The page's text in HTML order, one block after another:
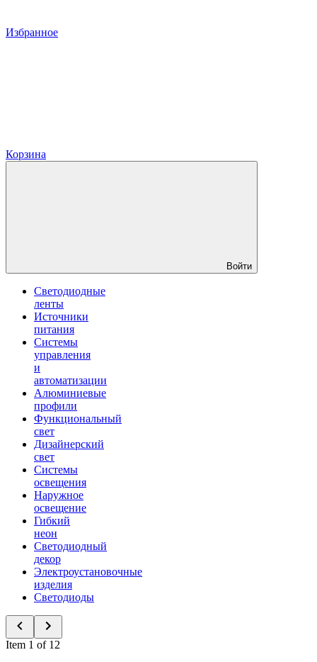
Избранное
Корзина
Войти
Светодиодные
ленты
Источники
питания
Системы
управления
и
автоматизации
Алюминиевые
профили
Функциональный
свет
Дизайнерский
свет
Системы
освещения
Наружное
освещение
Гибкий
неон
Светодиодный
декор
Электроустановочные
изделия
Светодиоды
Item 1 of 12